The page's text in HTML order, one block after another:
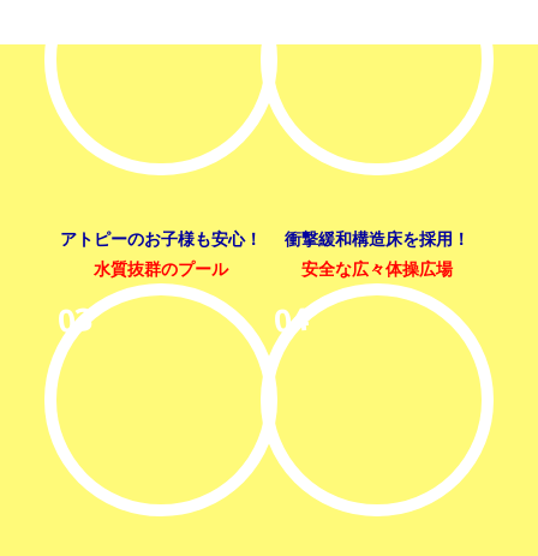
アトピーのお子様も安心！
水質抜群のプール
衝撃緩和構造床を採用！
安全な広々体操広場